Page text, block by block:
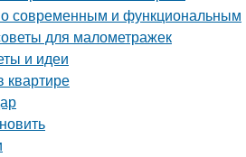
современным и функциональным
для малометражек
и идеи